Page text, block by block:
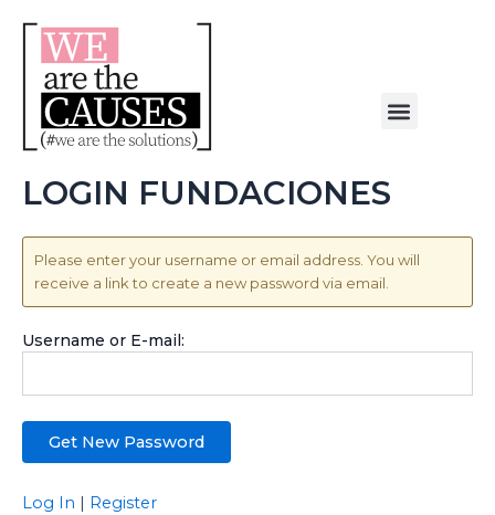
content
Menu
LOGIN FUNDACIONES
Please enter your username or email address. You will
receive a link to create a new password via email.
Username or E-mail:
Log In | Register